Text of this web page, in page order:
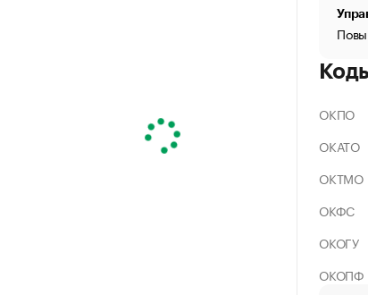
ОКПО
ОКАТО
ОКТМО
ОКФС
ОКОГУ
ОКОПФ